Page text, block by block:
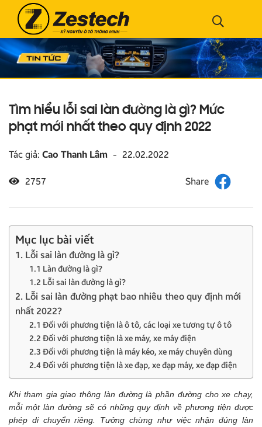
Tìm hiểu lỗi sai làn đường là gì? Mức
phạt mới nhất theo quy định 2022
Tác giả: Cao Thanh Lâm - 22.02.2022
2757
Mục lục bài viết
1. Lỗi sai làn đường là gì?
1.1 Làn đường là gì?
1.2 Lỗi sai làn đường là gì?
2. Lỗi sai làn đường phạt bao nhiêu theo quy định mới
nhất 2022?
2.1 Đối với phương tiện là ô tô, các loại xe tương tự ô tô
2.2 Đối với phương tiện là xe máy, xe máy điện
2.3 Đối với phương tiện là máy kéo, xe máy chuyên dùng
2.4 Đối với phương tiện là xe đạp, xe đạp máy, xe đạp điện
Khi tham gia giao thông làn đường là phần đường cho xe chạy,
mỗi một làn đường sẽ có những quy định về phương tiện được
phép di chuyển riêng. Tưởng chừng như việc nhận đúng làn